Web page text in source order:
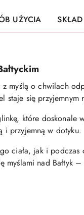
UŻYCIA SKŁAD
myślą o chwilach
się przyjemnym
które
i przyjemną w dotyku.
ciała, jak i
myślami nad Bałtyk